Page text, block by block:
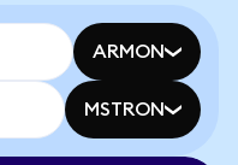
ARMON
MSTRON